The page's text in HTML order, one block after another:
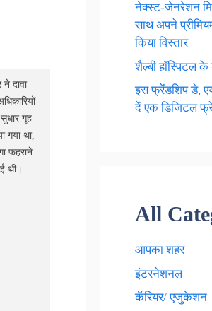
दावा
गृह
गया था,
फहराने
थी।
नेक्स्ट-जेनरेशन
साथ अपने
किया विस्तार
शैल्बी हॉस्पिटल के
इस फ्रेंडशिप डे,
दें एक डिजिटल
All
आपका शहर
इंटरनेशनल
कॅरियर/ एजुकेशन